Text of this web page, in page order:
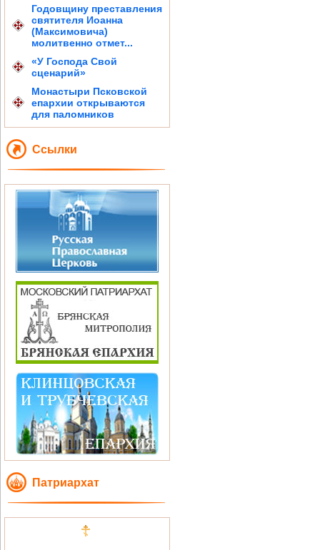
Годовщину преставления
святителя Иоанна
(Максимовича)
молитвенно отмет...
«У Господа Свой
сценарий»
Монастыри Псковской
епархии открываются
для паломников
Ссылки
Патриархат